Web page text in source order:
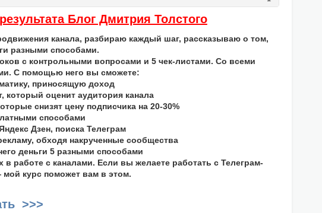
Блог Дмитрия Толстого
канала, разбираю каждый шаг, рассказываю о том,
разными способами.
с контрольными вопросами и 5 чек-листами. Со всеми
С помощью него вы сможете:
приносящую доход
который оценит аудитория канала
снизят цену подписчика на 20-30%
способами
Дзен, поиска Телеграм
обходя накрученные сообщества
деньги 5 разными способами
работе с каналами. Если вы желаете работать с Телеграм-
курс поможет вам в этом.
>>>